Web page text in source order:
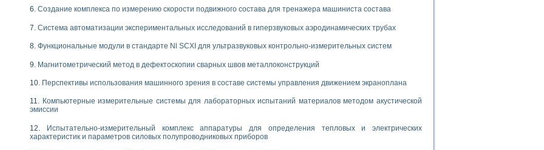
стенда для исследования плазменных процессов синтеза нанопорошков
дифракционные датчики малых перемещений и колебаний
свойств сегнетоэлектриков методом тепловых шумов
импедансный томограф на базе платы сбора данных PCI 6052E
механических свойств материалов в наношкале
процессов получения дисперсных продуктов на основе виртуальных приборов
зрения для контроля образцов
переходных процессов при коротких замыканиях в узлах электрических нагрузок
Создание комплекса по измерению скорости подвижного состава для тренажера машиниста состава
Система автоматизации экспериментальных исследований в гиперзвуковых аэродинамических трубах
Функциональные модули в стандарте Nl SCXI для ультразвуковых контрольно-измерительных систем
Магнитометрический метод в дефектоскопии сварных швов металлоконструкций
Перспективы использования машинного зрения в составе системы управления движением экраноплана
Компьютерные измерительные системы для лабораторных испытаний материалов методом акустической
эмиссии
Испытательно-измерительный комплекс аппаратуры для определения тепловых и электрических
характеристик и параметров силовых полупроводниковых приборов